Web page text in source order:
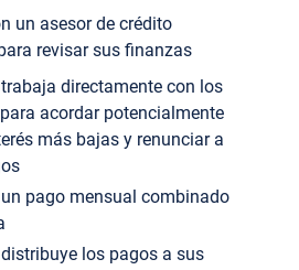
un asesor de crédito
revisar sus finanzas
directamente con los
acordar potencialmente
más bajas y renunciar a
pago mensual combinado
los pagos a sus